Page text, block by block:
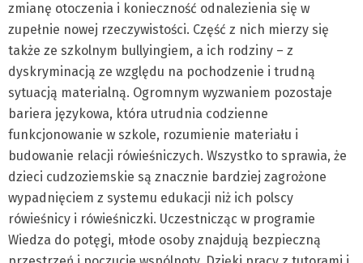
zmianę otoczenia i konieczność odnalezienia się w
zupełnie nowej rzeczywistości. Część z nich mierzy się
także ze szkolnym bullyingiem, a ich rodziny – z
dyskryminacją ze względu na pochodzenie i trudną
sytuacją materialną. Ogromnym wyzwaniem pozostaje
bariera językowa, która utrudnia codzienne
funkcjonowanie w szkole, rozumienie materiału i
budowanie relacji rówieśniczych. Wszystko to sprawia, że
dzieci cudzoziemskie są znacznie bardziej zagrożone
wypadnięciem z systemu edukacji niż ich polscy
rówieśnicy i rówieśniczki. Uczestnicząc w programie
Wiedza do potęgi, młode osoby znajdują bezpieczną